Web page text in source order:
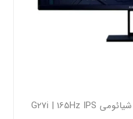
خرید مانیتور گیمینگ 27 اینچ شیائومی G27i | 165Hz IPS